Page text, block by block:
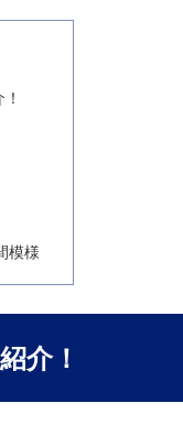
模様
介！